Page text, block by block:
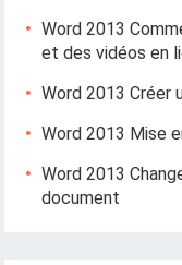
Word 2013
et des vidéos en
Word 2013 Créer
Word 2013 Mise
Word 2013
document